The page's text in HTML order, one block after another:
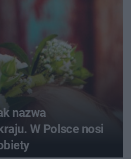
nazwa
W Polsce nosi